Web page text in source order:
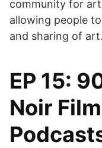
community for
allowing people
and sharing of art.
EP 15:
Noir